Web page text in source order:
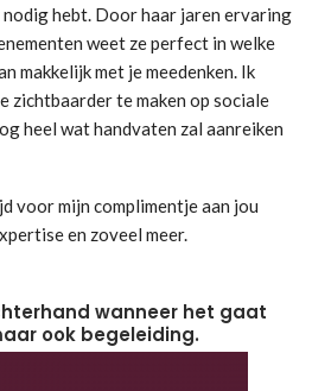
hebt. Door haar jaren ervaring
weet ze perfect in welke
makkelijk met je meedenken. Ik
zichtbaarder te maken op sociale
heel wat handvaten zal aanreiken
voor mijn complimentje aan jou
en zoveel meer.
wanneer het gaat
ook begeleiding.